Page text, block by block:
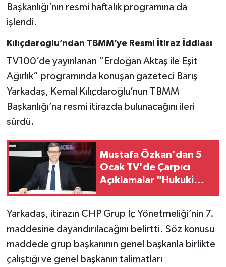
Başkanlığı’nın resmi haftalık programına da
işlendi.
Kılıçdaroğlu’ndan TBMM’ye Resmi İtiraz İddiası
TV100’de yayınlanan “Erdoğan Aktaş ile Eşit
Ağırlık” programında konuşan gazeteci Barış
Yarkadaş, Kemal Kılıçdaroğlu’nun TBMM
Başkanlığı’na resmi itirazda bulunacağını ileri
sürdü.
Mustafa Özkan'dan 5
Ocak TV'de Çarpıcı
Açıklamalar "Hukuki
Kadar Sürdüreceğiz"
Yarkadaş, itirazın CHP Grup İç Yönetmeliği’nin 7.
maddesine dayandırılacağını belirtti. Söz konusu
maddede grup başkanının genel başkanla birlikte
çalıştığı ve genel başkanın talimatları